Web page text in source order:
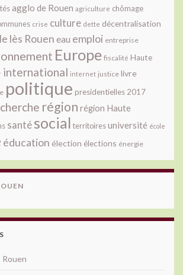
agglo de Rouen agriculture chômage
crise culture dette décentralisation
lès Rouen eau emploi entreprise
Europe fiscalité Haute
international internet justice livre
politique presidentielles 2017
région région Haute
santésocial territoiresuniversité école
éducation élection élections énergie
Rouen